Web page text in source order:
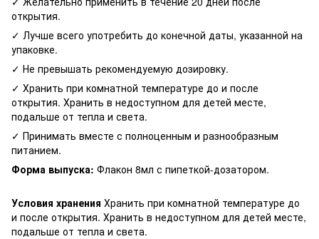
открытия.
✓ Лучше всего употребить до конечной даты, указанной на
упаковке.
✓ Не превышать рекомендуемую дозировку.
✓ Хранить при комнатной температуре до и после
открытия. Хранить в недоступном для детей месте,
подальше от тепла и света.
✓ Принимать вместе с полноценным и разнообразным
питанием.
Форма выпуска: Флакон 8мл с пипеткой-дозатором.
Условия хранения Хранить при комнатной температуре до
и после открытия. Хранить в недоступном для детей месте,
подальше от тепла и света.